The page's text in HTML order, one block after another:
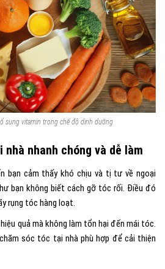
sung vitamin trong chế độ dinh dưỡng
nhanh chóng và dễ làm
bạn cảm thấy khó chịu và tị tư về ngoại
bạn không biết cách gỡ tóc rối. Điều đó
rụng tóc hàng loạt.
quả mà không làm tổn hại đến mái tóc.
sóc tóc tại nhà phù hợp để cải thiện